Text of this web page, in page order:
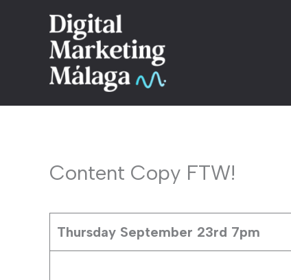
content
Content Copy FTW!
Thursday September 23rd 7pm